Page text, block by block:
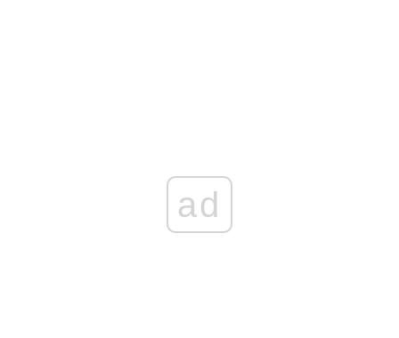
ad